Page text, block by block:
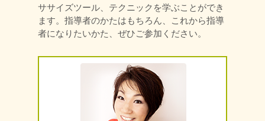
ササイズツール、テクニックを学ぶことができ
ます。指導者のかたはもちろん、これから指導
者になりたいかた、ぜひご参加ください。